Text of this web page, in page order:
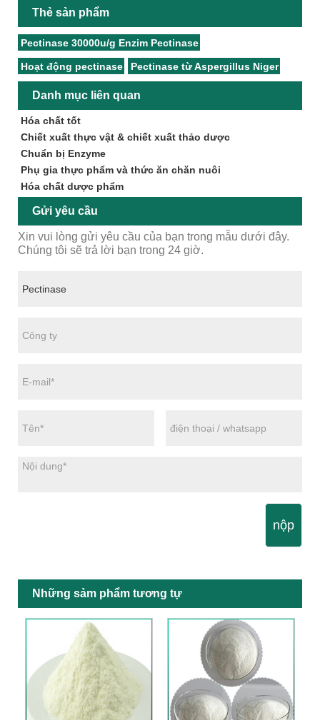
Thẻ sản phẩm
Pectinase 30000u/g Enzim Pectinase
Hoạt động pectinase Pectinase từ Aspergillus Niger
Danh mục liên quan
Hóa chất tốt
Chiết xuất thực vật & chiết xuất thảo dược
Chuẩn bị Enzyme
Phụ gia thực phẩm và thức ăn chăn nuôi
Hóa chất dược phẩm
Gửi yêu cầu
Xin vui lòng gửi yêu cầu của bạn trong mẫu dưới đây.
Chúng tôi sẽ trả lời bạn trong 24 giờ.
nộp
Những sảm phẩm tương tự